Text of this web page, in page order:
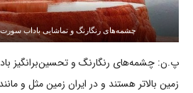
چشمه‌های رنگارنگ و تماشایی باداب
زمین بالاتر هستند و در ایران زمین مثل و